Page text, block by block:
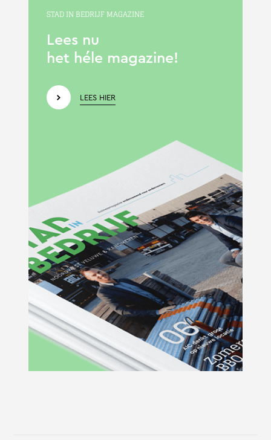
STAD IN BEDRIJF MAGAZINE
Lees nu
het héle magazine!
LEES HIER